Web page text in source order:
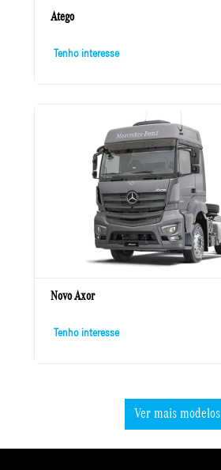
Atego
Tenho interesse
Novo Axor
Tenho interesse
Ver mais modelos